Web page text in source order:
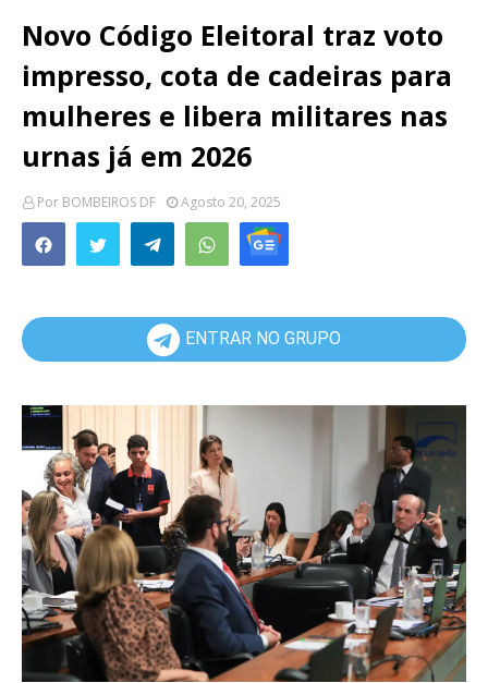
Novo Código Eleitoral traz voto
impresso, cota de cadeiras para
mulheres e libera militares nas
urnas já em 2026
Por BOMBEIROS DF Agosto 20, 2025
ENTRAR NO GRUPO